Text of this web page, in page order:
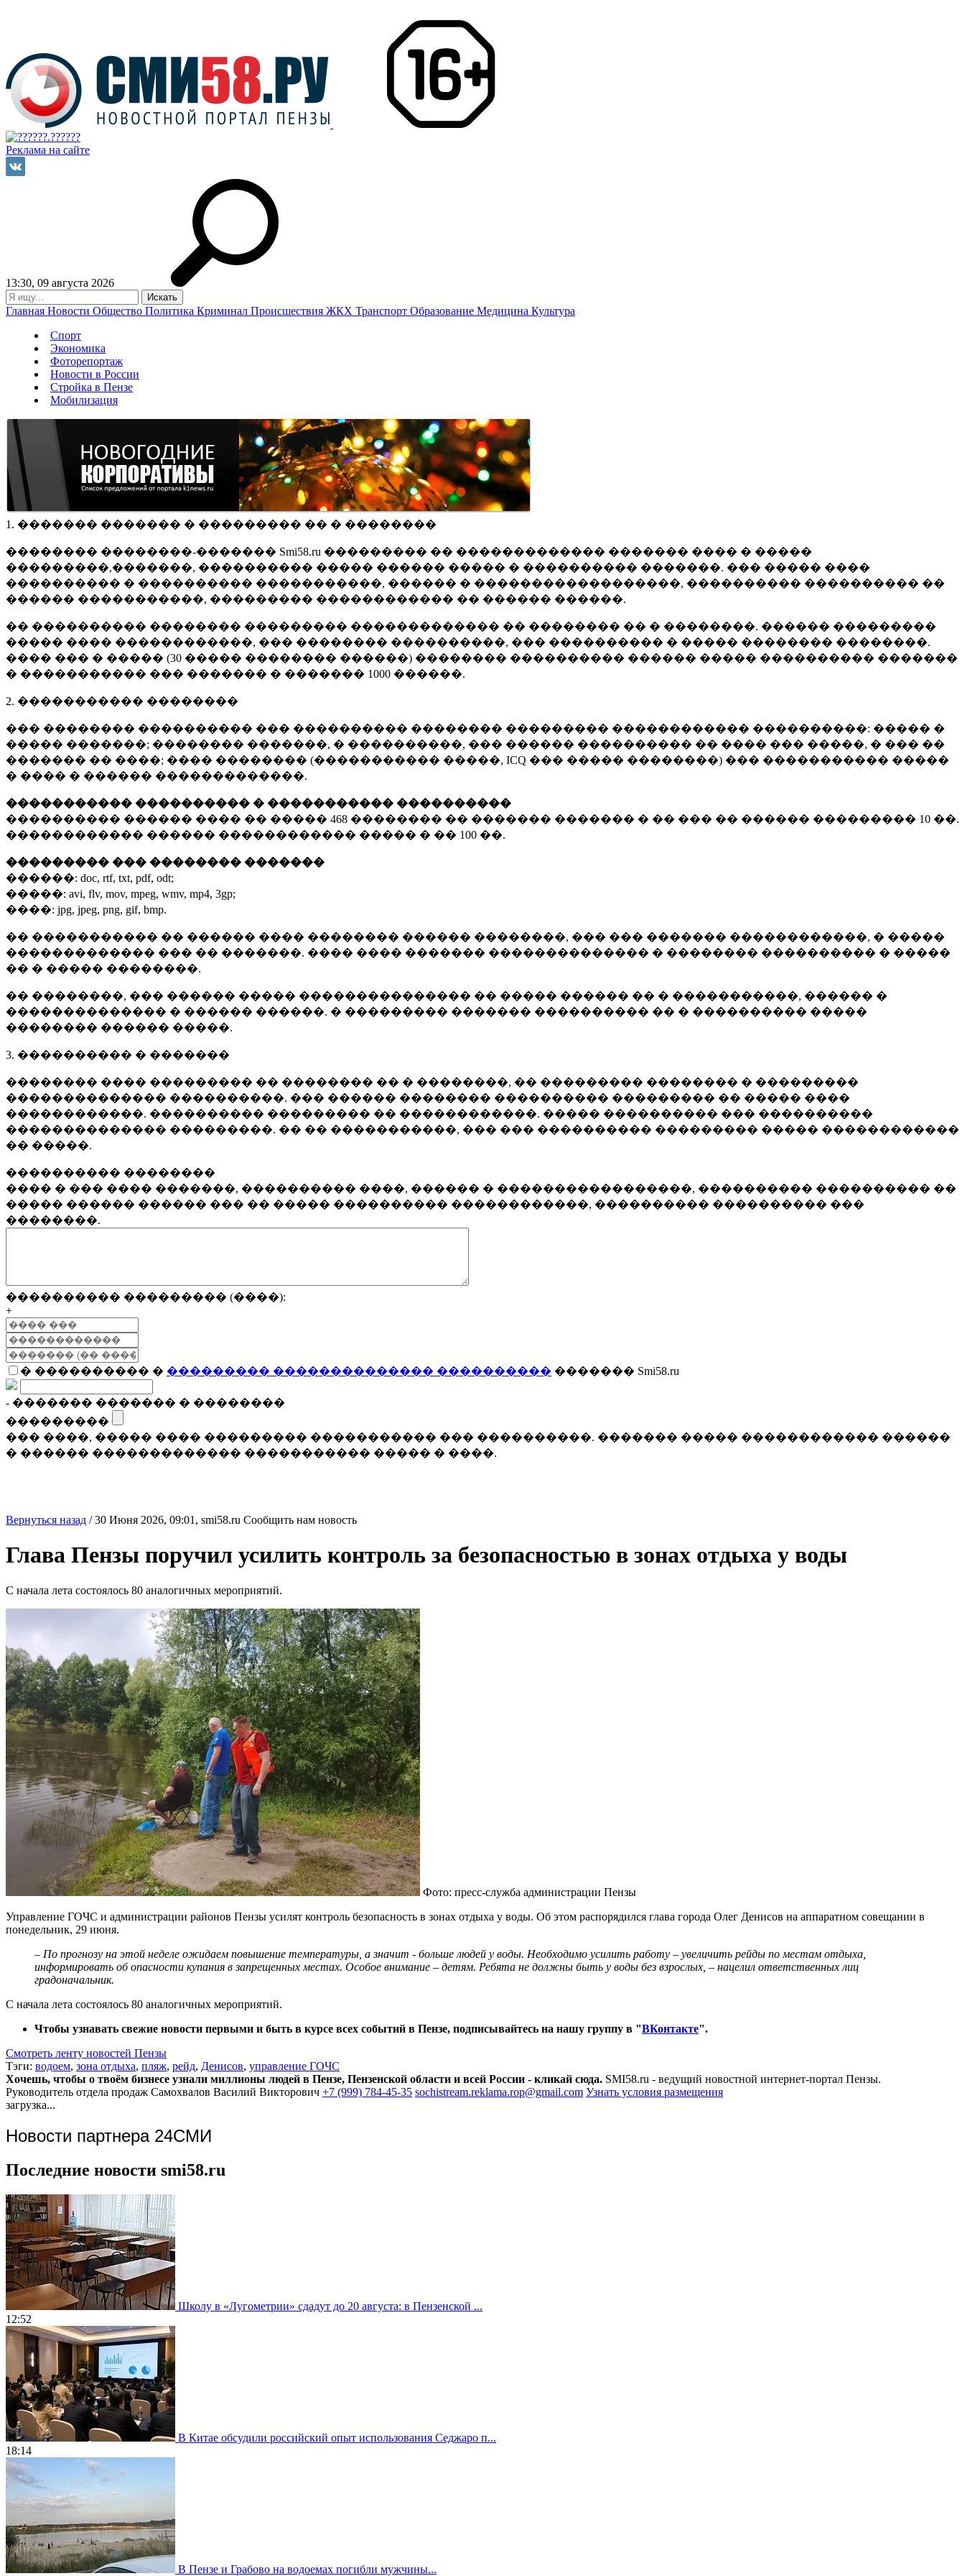
Реклама на сайте
13:30, 09 августа 2026
Главная Новости Общество Политика Криминал Происшествия ЖКХ Транспорт Образование Медицина Культура
Спорт
Экономика
Фоторепортаж
Новости в России
Стройка в Пензе
Мобилизация
1. ������� ������� � ��������� �� � ��������
�������� ��������-������� Smi58.ru ��������� �� ������������� ������� ���� � �����
���������,�������, ���������� ����� ������ ����� � ���������� �������. ��� ����� ����
���������� � ���������� �����������, ������ � ������������������, ���������� ���������� ��
������ �����������, ��������� ������������ �� ������ ������.
�� ���������� �������� ��������� ������������� �� �������� �� � ��������. ������ ���������
����� ���� ������������, ��� �������� ����������, ��� ���������� � ����� �������� ��������.
���� ��� � ����� (30 ����� �������� ������) �������� ���������� ������ ����� ���������� �������
� ����������� ��� ������� � ������� 1000 ������.
2. ����������� ��������
��� �������� ���������� ��� ���������� �������� ��������� ������������ ����������: ����� �
����� �������; �������� �������, � ����������, ��� ������ ���������� �� ���� ��� �����, � ��� ��
������� �� ����; ���� �������� (����������� �����, ICQ ��� ����� ��������) ��� ����������� �����
� ���� � ������ �������������.
����������� ���������� � ����������� ����������
���������� ������ ���� �� ����� 468 �������� �� ������� ������� � �� ��� �� ������ ��������� 10 ��.
������������ ������ ������������ ����� � �� 100 ��.
��������� ��� �������� �������
������: doc, rtf, txt, pdf, odt;
�����: avi, flv, mov, mpeg, wmv, mp4, 3gp;
����: jpg, jpeg, png, gif, bmp.
�� ����������� �� ������ ���� �������� ������ ��������, ��� ��� ������� ������������, � �����
������������� ��� �� �������. ���� ���� ������� �������������� � �������� ���������� � �����
�� � ����� ��������.
�� ��������, ��� ������ ����� ��������������� �� ����� ������ �� � �����������, ������ �
�������������� � ������ ������. � ��������� ������� ���������� �� � ���������� �����
�������� ������ �����.
3. ���������� � �������
�������� ���� ��������� �� �������� �� � ��������, �� ��������� �������� � ���������
�������������� ����������. ��� ������ �������� ���������� ��������� �� ����� ����
������������. ���������� ��������� �� ������������. ����� ���������� ��� ����������
�������������� ���������. �� �� �����������, ��� ��� ���������� ��������� ����� ������������
�� �����.
���������� ��������
���� � ��� ���� �������, ���������� ����, ������ � �����������������, ���������� ���������� ��
����� ������ ������ ��� �� ����� ���������� ������������, ���������� ���������� ���
��������.
���������� ��������� (����):
+
� ���������� � ��������� �������������� ���������� ������� Smi58.ru
- ������� ������� � ��������
���������
��� ����, ����� ���� ��������� ����������� ��� ����������. ������� ����� ������������ ������
� ������ ������������� ����������� ����� � ����.
Вернуться назад /30 Июня 2026, 09:01, smi58.ru Сообщить нам новость
Глава Пензы поручил усилить контроль за безопасностью в зонах отдыха у воды
С начала лета состоялось 80 аналогичных мероприятий.
Фото: пресс-служба администрации Пензы
Управление ГОЧС и администрации районов Пензы усилят контроль безопасность в зонах отдыха у воды. Об этом распорядился глава города Олег Денисов на аппаратном совещании в
понедельник, 29 июня.
– По прогнозу на этой неделе ожидаем повышение температуры, а значит - больше людей у воды. Необходимо усилить работу – увеличить рейды по местам отдыха,
информировать об опасности купания в запрещенных местах. Особое внимание – детям. Ребята не должны быть у воды без взрослых, – нацелил ответственных лиц
градоначальник.
С начала лета состоялось 80 аналогичных мероприятий.
Чтобы узнавать свежие новости первыми и быть в курсе всех событий в Пензе, подписывайтесь на нашу группу в "ВКонтакте".
Смотреть ленту новостей Пензы
Тэги: водоем, зона отдыха, пляж, рейд, Денисов, управление ГОЧС
Хочешь, чтобы о твоём бизнесе узнали миллионы людей в Пензе, Пензенской области и всей России - кликай сюда. SMI58.ru - ведущий новостной интернет-портал Пензы.
Руководитель отдела продаж Самохвалов Василий Викторович +7 (999) 784-45-35 sochistream.reklama.rop@gmail.com Узнать условия размещения
загрузка...
Новости партнера 24СМИ
Последние новости smi58.ru
Школу в «Лугометрии» сдадут до 20 августа: в Пензенской ...
12:52
В Китае обсудили российский опыт использования Седжаро п...
18:14
В Пензе и Грабово на водоемах погибли мужчины...